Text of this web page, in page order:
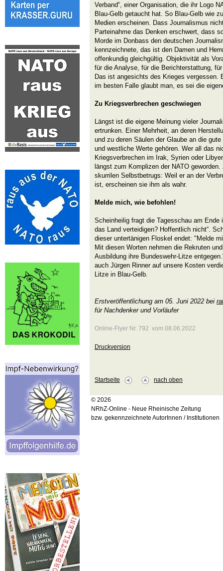
Verband“, einer Organisation, die ihr Logo
Blau-Gelb getaucht hat. So Blau-Gelb wie
Medien erscheinen. Dass Journalismus
Parteinahme das Denken erschwert, dass
Morde im Donbass den deutschen
kennzeichnete, das ist den Damen und
offenkundig gleichgültig. Objektivität als
für die Analyse, für die Berichterstattung,
Das ist angesichts des Krieges vergessen.
im besten Falle glaubt man, es sei die
Zu Kriegsverbrechen geschwiegen
Längst ist die eigene Meinung vieler
ertrunken. Einer Mehrheit, an deren
und zu deren Säulen der Glaube an die
und westliche Werte gehören. Wer all das
Kriegsverbrechen im Irak, Syrien oder
längst zum Komplizen der NATO
skurrilen Selbstbetrugs: Weil er an der
ist, erscheinen sie ihm als wahr.
Melde mich, wie befohlen!
Scheinheilig fragt die Tagesschau am Ende
das Land verteidigen? Hoffentlich nicht“.
dieser untertänigen Floskel endet: "Melde
Mit diesen Worten nehmen die Rekruten
Ausbildung ihre Bundeswehr-Litze
auch Jürgen Rinner auf unsere Kosten
Litze in Blau-Gelb.
Erstveröffentlichung am 05. Juni 2022 bei
für Nachdenker und Vorläufer
Online-Flyer Nr. 792 vom 08.06.2022
Druckversion
Startseite nach oben
© 2026
NRhZ-Online - Neue Rheinische Zeitung
bzw. gekennzeichnete AutorInnen / Institutionen